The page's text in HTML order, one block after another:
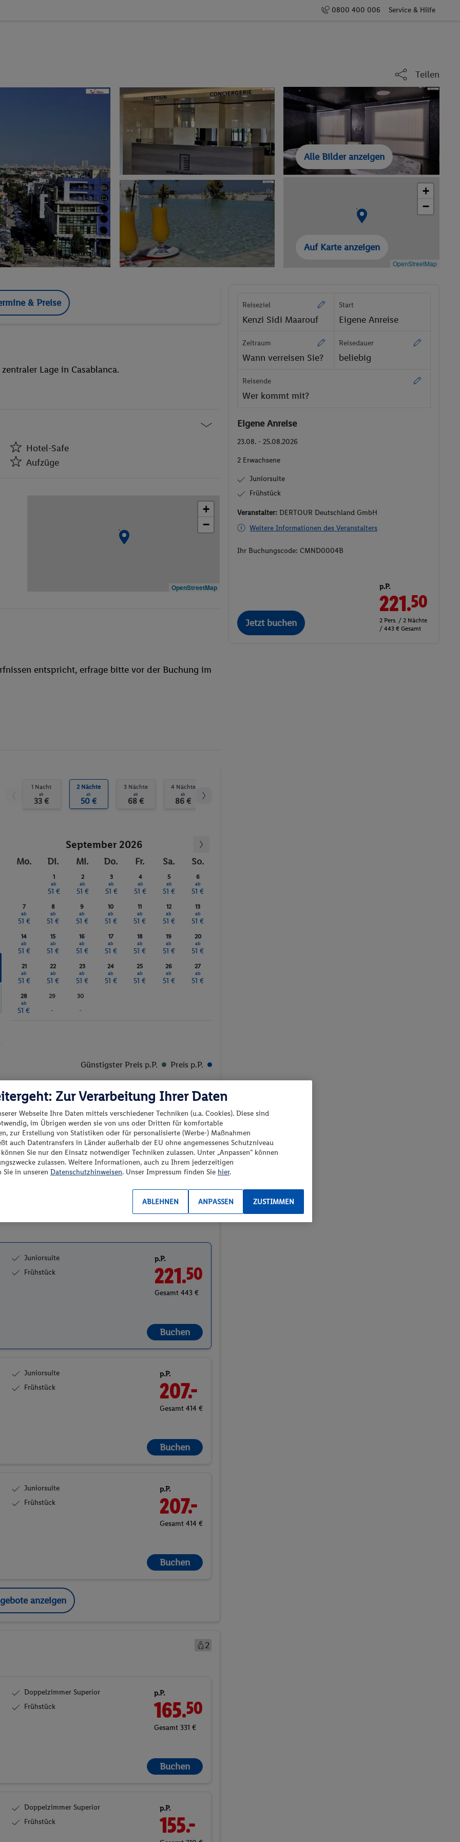
0800 400 006 Service & Hilfe
Teilen
Alle Bilder anzeigen
+
−
OpenStreetMap
Auf Karte anzeigen
& Preise
Lage in Casablanca.
Hotel-Safe
Aufzüge
Sauna
+
−
OpenStreetMap
entspricht, erfrage bitte vor der Buchung im
1 Nacht
ab
33 €
2 Nächte
ab
50 €
3 Nächte
ab
68 €
4 Nächte
ab
86 €
September 2026
Mo. Di. Mi. Do. Fr. Sa. So.
1
ab
51 €
2
ab
51 €
3
ab
51 €
4
ab
51 €
5
ab
51 €
6
ab
51 €
7
ab
51 €
8
ab
51 €
9
ab
51 €
10
ab
51 €
11
ab
51 €
12
ab
51 €
13
ab
51 €
14
ab
51 €
15
ab
51 €
16
ab
51 €
17
ab
51 €
18
ab
51 €
19
ab
51 €
20
ab
51 €
21
ab
51 €
22
ab
51 €
23
ab
51 €
24
ab
51 €
25
ab
51 €
26
ab
51 €
27
ab
51 €
28
ab
51 €
29
-
30
-
Günstigster Preis p.P. Preis p.P.
los?
Preis aufsteigend
2
Juniorsuite
Frühstück
p.P.
221.50
Gesamt 443 €
Buchen
Juniorsuite
Frühstück
p.P.
207.-
Gesamt 414 €
Buchen
Juniorsuite
Frühstück
p.P.
207.-
Gesamt 414 €
Buchen
anzeigen
2
Doppelzimmer Superior
Frühstück
p.P.
165.50
Gesamt 331 €
Buchen
Doppelzimmer Superior
Frühstück
p.P.
155.-
Reiseziel
Kenzi Sidi Maarouf
Start
Eigene Anreise
Zeitraum
Wann verreisen Sie?
Reisedauer
beliebig
Reisende
Wer kommt mit?
Eigene Anreise
23.08. - 25.08.2026
2 Erwachsene
Juniorsuite
Frühstück
Veranstalter:DERTOUR Deutschland GmbH
Weitere Informationen des Veranstalters
Ihr Buchungscode: CMND0004B
Jetzt buchen
p.P.
221.50
2 Pers. / 2 Nächte
/ 443 € Gesamt
Zur Verarbeitung Ihrer Daten
Webseite Ihre Daten mittels verschiedener Techniken (u.a. Cookies). Diese sind
im Übrigen werden sie von uns oder Dritten für komfortable
zur Erstellung von Statistiken oder für personalisierte (Werbe-) Maßnahmen
auch Datentransfers in Länder außerhalb der EU ohne angemessenes Schutzniveau
Sie nur den Einsatz notwendiger Techniken zulassen. Unter „Anpassen“ können
zulassen. Weitere Informationen, auch zu Ihrem jederzeitigen
in unseren Datenschutzhinweisen. Unser Impressum finden Sie hier.
ZUSTIMMEN
ANPASSEN
ABLEHNEN